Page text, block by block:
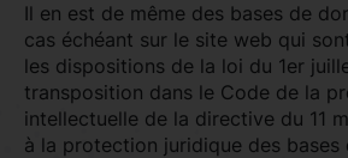
Il en est de même des bases de
cas échéant sur le site web qui
les dispositions de la loi du 1er
transposition dans le Code de la
intellectuelle de la directive du 11
à la protection juridique des bases